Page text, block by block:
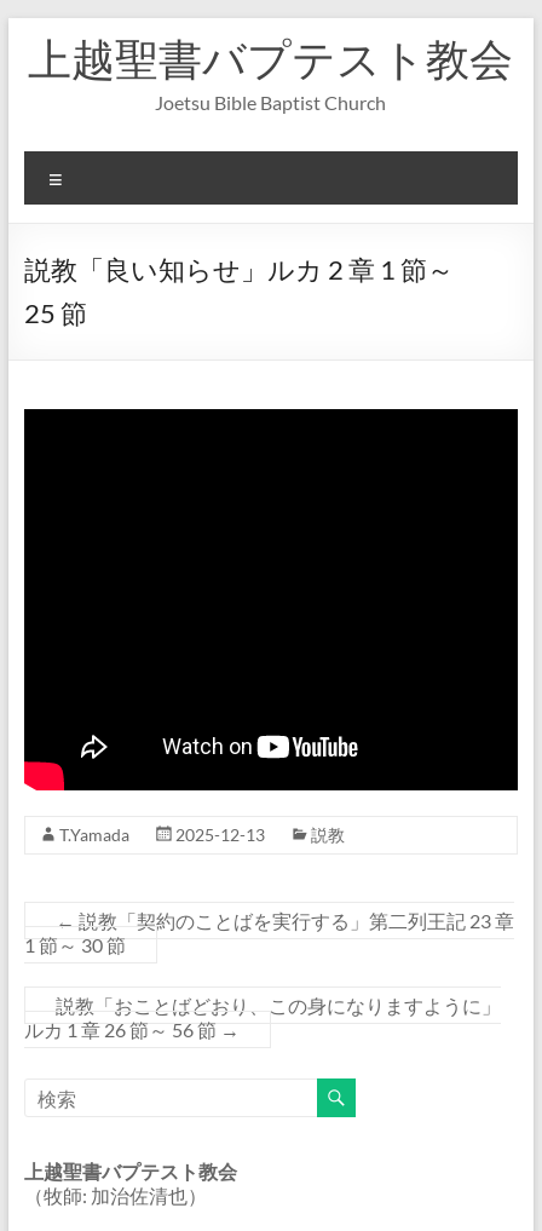
へ
上越聖書バプテスト教会
Joetsu Bible Baptist Church
ニ
ー
説教「良い知らせ」ルカ 2 章 1 節～
25 節
T.Yamada 2025-12-13 説教
← 説教「契約のことばを実行する」第二列王記 23 章
1 節～ 30 節
説教「おことばどおり、この身になりますように」
ルカ 1 章 26 節～ 56 節 →
上越聖書バプテスト教会
（牧師: 加治佐清也）